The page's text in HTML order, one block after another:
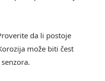
da li postoje
može biti čest